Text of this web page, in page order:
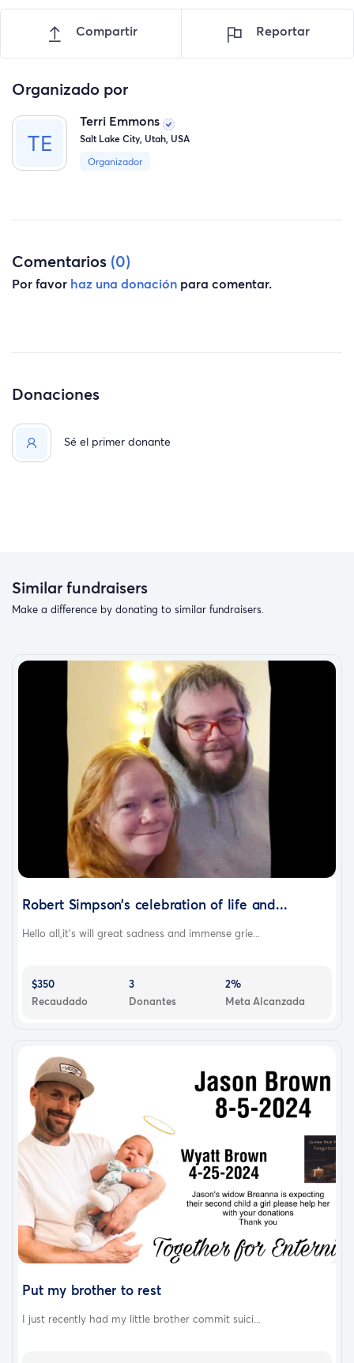
Compartir Reportar
Organizado por
Terri Emmons
Salt Lake City, Utah, USA
Organizador
Comentarios (0)
Por favor haz una donación para comentar.
Donaciones
Sé el primer donante
Similar fundraisers
Make a difference by donating to similar fundraisers.
Robert Simpson’s celebration of life and...
Hello all,it’s will great sadness and immense grie...
$350
Recaudado
3
Donantes
2%
Meta Alcanzada
Put my brother to rest
I just recently had my little brother commit suici...